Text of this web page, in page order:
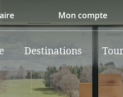
Mon compte
Destinations